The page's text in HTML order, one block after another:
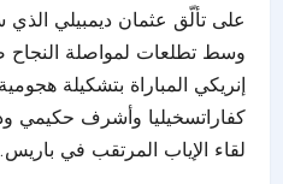
على تألّق عثمان ديمبيلي الذي
وسط تطلعات لمواصلة النجاح
إنريكي المباراة بتشكيلة
كفاراتسخيليا وأشرف حكيمي
لقاء الإياب المرتقب في باريس.